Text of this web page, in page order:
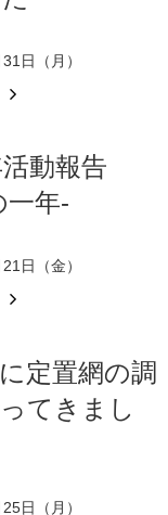
日（月）
動報告
一年-
日（金）
定置網の調
てきまし
日（月）